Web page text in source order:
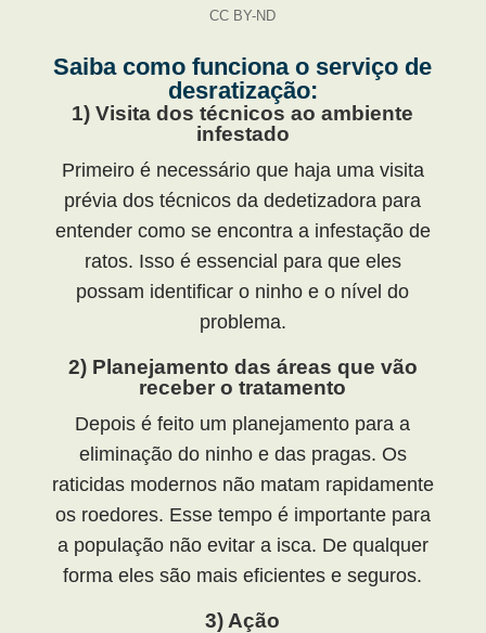
CC BY-ND
Saiba como funciona o serviço de
desratização:
1) Visita dos técnicos ao ambiente
infestado
Primeiro é necessário que haja uma visita
prévia dos técnicos da dedetizadora para
entender como se encontra a infestação de
ratos. Isso é essencial para que eles
possam identificar o ninho e o nível do
problema.
2) Planejamento das áreas que vão
receber o tratamento
Depois é feito um planejamento para a
eliminação do ninho e das pragas. Os
raticidas modernos não matam rapidamente
os roedores. Esse tempo é importante para
a população não evitar a isca. De qualquer
forma eles são mais eficientes e seguros.
3) Ação